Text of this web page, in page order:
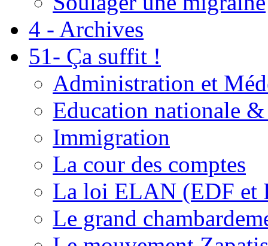
4 - Archives
51- Ça suffit !
Administration et
Education nationale
Immigration
La cour des comptes
La loi ELAN (EDF et
Le grand